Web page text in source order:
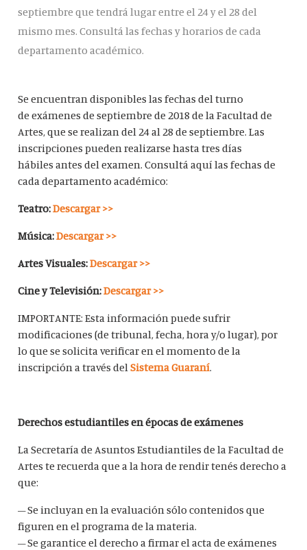
septiembre que tendrá lugar entre el 24 y el 28 del
mismo mes. Consultá las fechas y horarios de cada
departamento académico.
Se encuentran disponibles las fechas del turno
de exámenes de septiembre de 2018 de la Facultad de
Artes, que se realizan del 24 al 28 de septiembre. Las
inscripciones pueden realizarse hasta tres días
hábiles antes del examen. Consultá aquí las fechas de
cada departamento académico:
Teatro:Descargar >>
Música:Descargar >>
Artes Visuales:Descargar >>
Cine y Televisión:Descargar >>
IMPORTANTE: Esta información puede sufrir
modificaciones (de tribunal, fecha, hora y/o lugar), por
lo que se solicita verificar en el momento de la
inscripción a través delSistema Guaraní.
Derechos estudiantiles en épocas de exámenes
La Secretaría de Asuntos Estudiantiles de la Facultad de
Artes te recuerda que a la hora de rendir tenés derecho a
que:
– Se incluyan en la evaluación sólo contenidos que
figuren en el programa de la materia.
– Se garantice el derecho a firmar el acta de exámenes